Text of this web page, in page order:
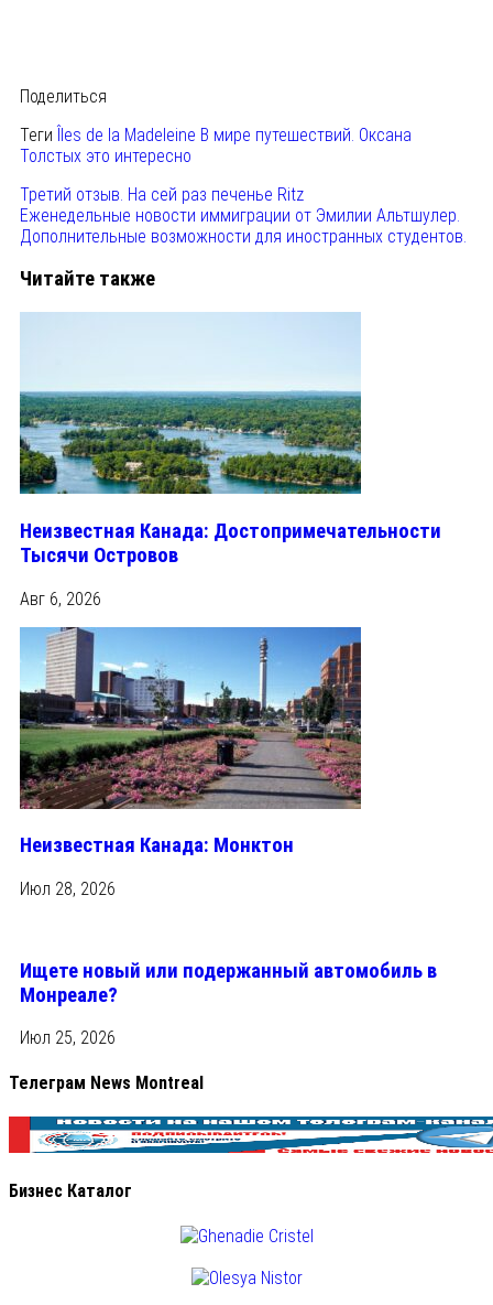
Поделиться
Теги Îles de la Madeleine В мире путешествий. Оксана
Толстых это интересно
Третий отзыв. На сей раз печенье Ritz
Еженедельные новости иммиграции от Эмилии Альтшулер.
Дополнительные возможности для иностранных студентов.
Читайте также
Неизвестная Канада: Достопримечательности
Тысячи Островов
Авг 6, 2026
Неизвестная Канада: Монктон
Июл 28, 2026
Ищете новый или подержанный автомобиль в
Монреале?
Июл 25, 2026
Телеграм News Montreal
Бизнес Каталог